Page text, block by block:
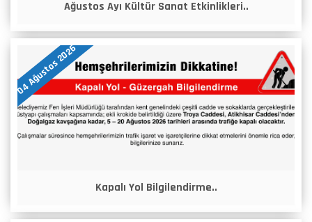
Ağustos Ayı Kültür Sanat Etkinlikleri..
04 Ağustos 2026
Kapalı Yol Bilgilendirme..